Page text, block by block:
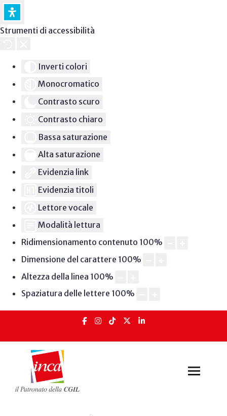
Strumenti di accessibilità
Inverti colori
Monocromatico
Contrasto scuro
Contrasto chiaro
Bassa saturazione
Alta saturazione
Evidenzia link
Evidenzia titoli
Lettore vocale
Modalità lettura
Ridimensionamento contenuto 100%
Dimensione del carattere 100%
Altezza della linea 100%
Spaziatura delle lettere 100%